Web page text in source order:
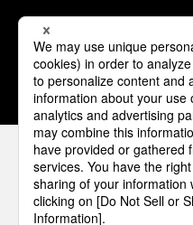
1 2 3
パナソニックの電